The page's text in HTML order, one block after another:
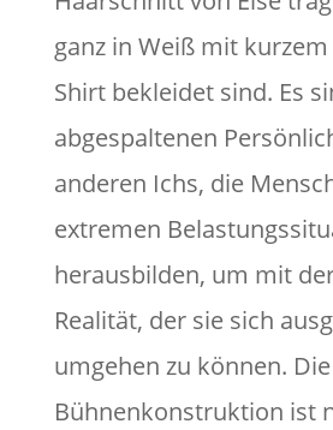
ganz in Weiß mit kurzem
Shirt bekleidet sind. Es
abgespaltenen
anderen Ichs, die
extremen
herausbilden, um mit
Realität, der sie sich
umgehen zu können.
Bühnenkonstruktion ist